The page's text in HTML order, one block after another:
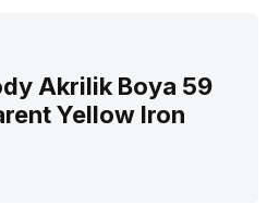
Akrilik Boya 59
Yellow Iron